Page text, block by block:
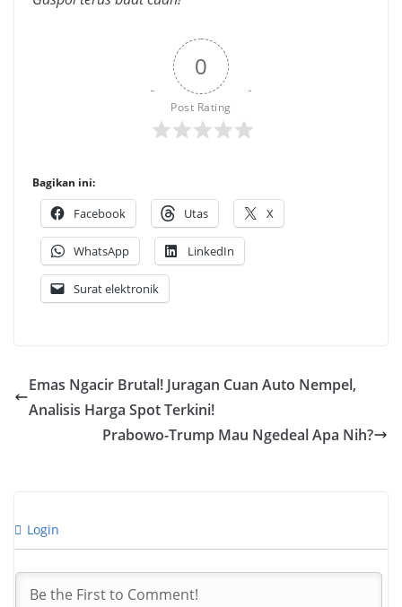
0
Post Rating
Bagikan ini:
Facebook Utas X
WhatsApp LinkedIn
Surat elektronik
Emas Ngacir Brutal! Juragan Cuan Auto Nempel,
Analisis Harga Spot Terkini!
Prabowo-Trump Mau Ngedeal Apa Nih?
Login